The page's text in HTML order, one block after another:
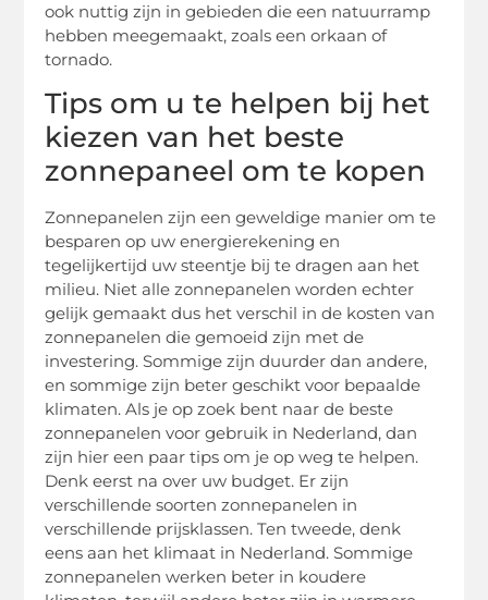
ook nuttig zijn in gebieden die een natuurramp
hebben meegemaakt, zoals een orkaan of
tornado.
Tips om u te helpen bij het
kiezen van het beste
zonnepaneel om te kopen
Zonnepanelen zijn een geweldige manier om te
besparen op uw energierekening en
tegelijkertijd uw steentje bij te dragen aan het
milieu. Niet alle zonnepanelen worden echter
gelijk gemaakt dus het verschil in de kosten van
zonnepanelen die gemoeid zijn met de
investering. Sommige zijn duurder dan andere,
en sommige zijn beter geschikt voor bepaalde
klimaten. Als je op zoek bent naar de beste
zonnepanelen voor gebruik in Nederland, dan
zijn hier een paar tips om je op weg te helpen.
Denk eerst na over uw budget. Er zijn
verschillende soorten zonnepanelen in
verschillende prijsklassen. Ten tweede, denk
eens aan het klimaat in Nederland. Sommige
zonnepanelen werken beter in koudere